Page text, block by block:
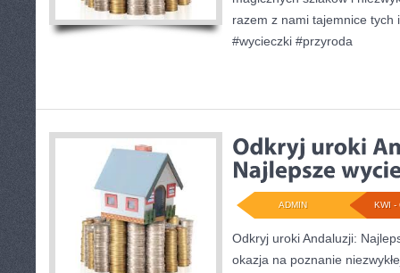
razem z nami tajemnice tych
#wycieczki #przyroda
KWI -
ADMIN
Odkryj uroki Andaluzji:
okazja na poznanie